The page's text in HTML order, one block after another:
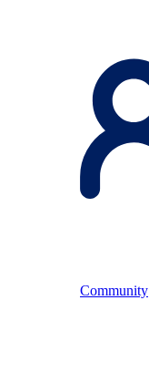
Community